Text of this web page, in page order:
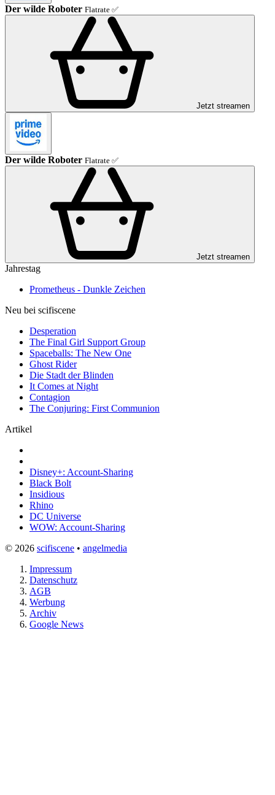
Der wilde Roboter Flatrate ✅
Jetzt streamen
Der wilde Roboter Flatrate ✅
Jetzt streamen
Jahrestag
Prometheus - Dunkle Zeichen
Neu bei scifiscene
Desperation
The Final Girl Support Group
Spaceballs: The New One
Ghost Rider
Die Stadt der Blinden
It Comes at Night
Contagion
The Conjuring: First Communion
Artikel
Disney+: Account-Sharing
Black Bolt
Insidious
Rhino
DC Universe
WOW: Account-Sharing
© 2026 scifiscene • angelmedia
Impressum
Datenschutz
AGB
Werbung
Archiv
Google News